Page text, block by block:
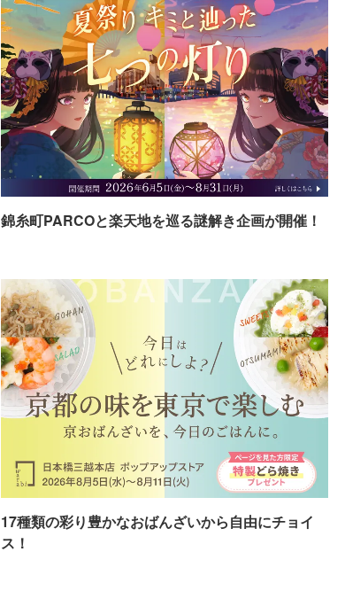
錦糸町PARCOと楽天地を巡る謎解き企画が開催！
17種類の彩り豊かなおばんざいから自由にチョイ
ス！